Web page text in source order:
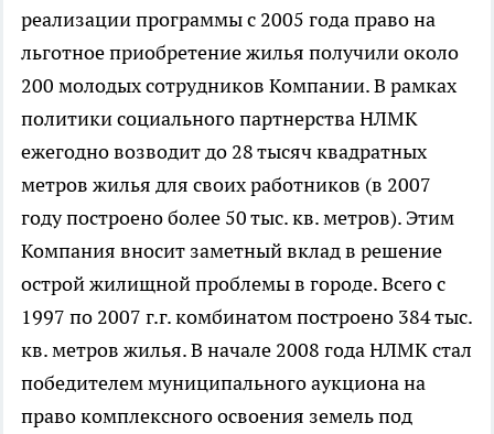
реализации программы с 2005 года право на
льготное приобретение жилья получили около
200 молодых сотрудников Компании. В рамках
политики социального партнерства НЛМК
ежегодно возводит до 28 тысяч квадратных
метров жилья для своих работников (в 2007
году построено более 50 тыс. кв. метров). Этим
Компания вносит заметный вклад в решение
острой жилищной проблемы в городе. Всего с
1997 по 2007 г.г. комбинатом построено 384 тыс.
кв. метров жилья. В начале 2008 года НЛМК стал
победителем муниципального аукциона на
право комплексного освоения земель под